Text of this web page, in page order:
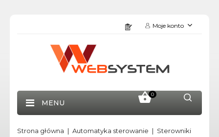
Moje konto
0
MENU
Strona główna Automatyka sterowanie
Sterowniki